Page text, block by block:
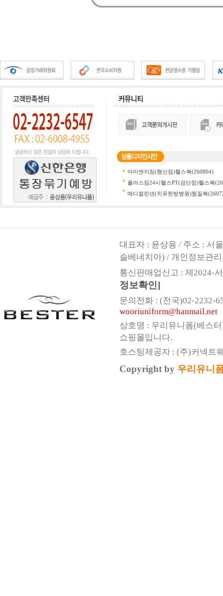
대표자 : 윤상용 / 주소 : 서
슬베네치아) / 개인정보관
통신판매업신고 : 제2024-
정보확인]
문의전화 : (전국)02-2232-
wooriuniform@hanmail.net
상호명 : 우리유니폼(베스
쇼핑몰입니다.
호스팅제공자 : (주)커넥트
Copyright by 우리유니